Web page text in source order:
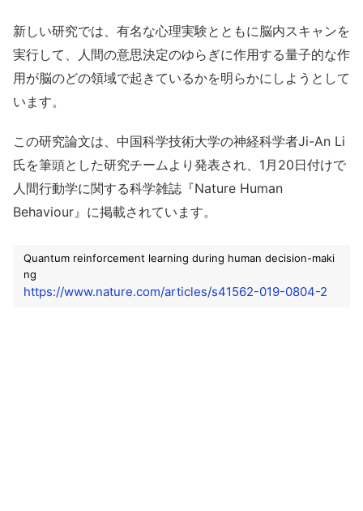
新しい研究では、有名な心理実験とともに脳内スキャンを
実行して、人間の意思決定のゆらぎに作用する量子的な作
用が脳のどの領域で起きているかを明らかにしようとして
います。
この研究論文は、中国科学技術大学の神経科学者Ji-An Li
氏を筆頭とした研究チームより発表され、1月20日付けで
人間行動学に関する科学雑誌『Nature Human
Behaviour』に掲載されています。
Quantum reinforcement learning during human decision-maki
ng
https://www.nature.com/articles/s41562-019-0804-2